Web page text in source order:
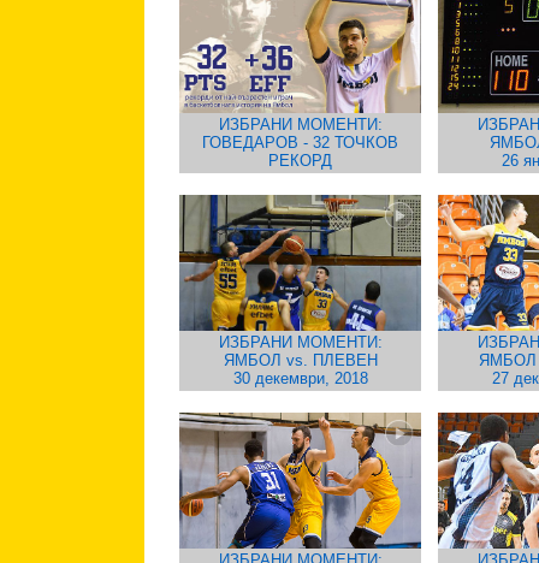
ИЗБРАНИ МОМЕНТИ:
ГОВЕДАРОВ - 32 ТОЧКОВ
РЕКОРД
26
ИЗБРАНИ МОМЕНТИ:
ЯМБОЛ vs. ПЛЕВЕН
30 декември, 2018
ЯМБОЛ
27